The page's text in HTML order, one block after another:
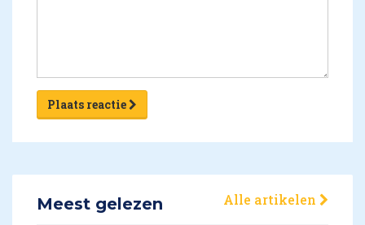
Plaats reactie
Meest gelezen Alle artikelen